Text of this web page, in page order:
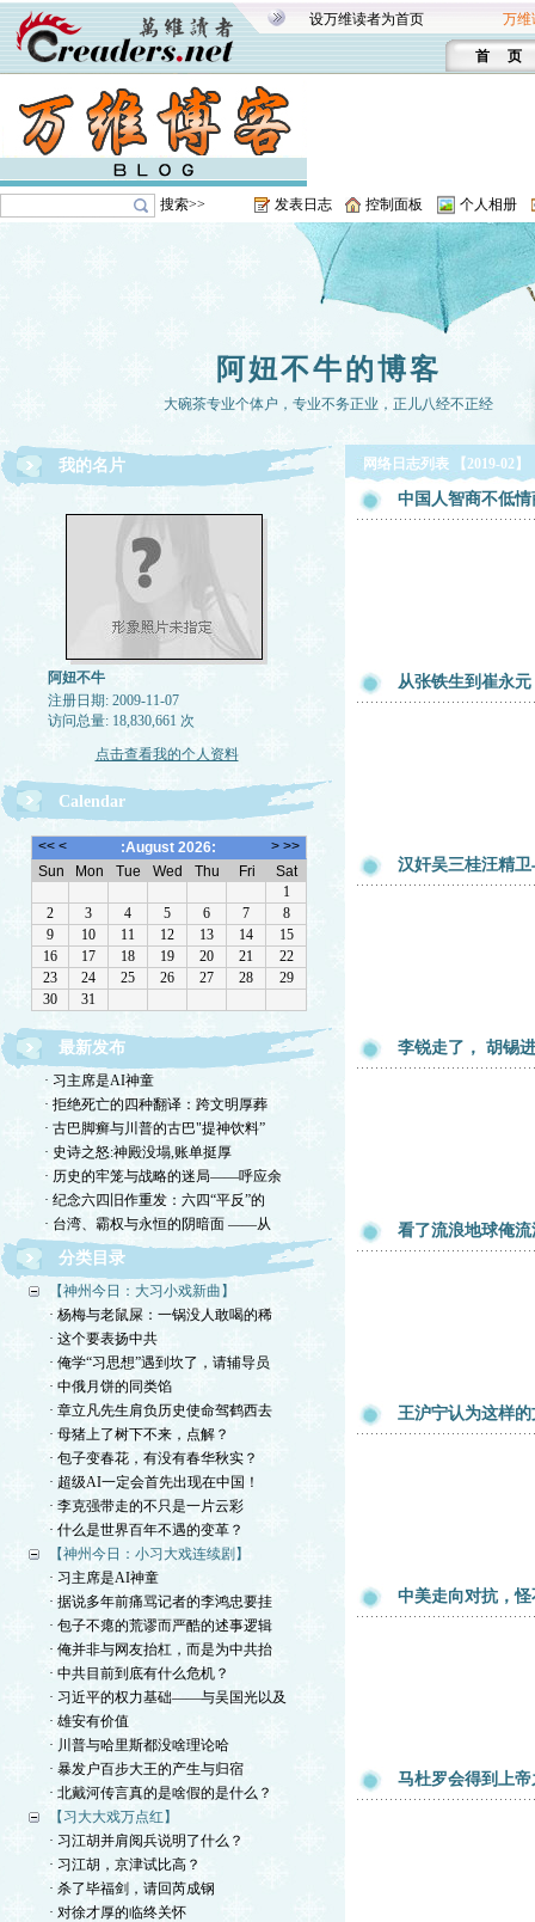
设万维读者为首页 万维
首 页
搜索>> 发表日志 控制面板 个人相册
阿妞不牛的博客
大碗茶专业个体户，专业不务正业，正儿八经不正经
我的名片
阿妞不牛
注册日期: 2009-11-07
访问总量: 18,830,661 次
点击查看我的个人资料
Calendar
最新发布
· 习主席是AI神童
· 拒绝死亡的四种翻译：跨文明厚葬
· 古巴脚癣与川普的古巴"提神饮料”
· 史诗之怒:神殿没塌,账单挺厚
· 历史的牢笼与战略的迷局——呼应余
· 纪念六四旧作重发：六四“平反”的
· 台湾、霸权与永恒的阴暗面 ——从
分类目录
【神州今日：大习小戏新曲】
· 杨梅与老鼠屎：一锅没人敢喝的稀
· 这个要表扬中共
· 俺学“习思想”遇到坎了，请辅导员
· 中俄月饼的同类馅
· 章立凡先生肩负历史使命驾鹤西去
· 母猪上了树下不来，点解？
· 包子变春花，有没有春华秋实？
· 超级AI一定会首先出现在中国！
· 李克强带走的不只是一片云彩
· 什么是世界百年不遇的变革？
【神州今日：小习大戏连续剧】
· 习主席是AI神童
· 据说多年前痛骂记者的李鸿忠要挂
· 包子不瘪的荒谬而严酷的述事逻辑
· 俺并非与网友抬杠，而是为中共抬
· 中共目前到底有什么危机？
· 习近平的权力基础——与吴国光以及
· 雄安有价值
· 川普与哈里斯都没啥理论哈
· 暴发户百步大王的产生与归宿
· 北戴河传言真的是啥假的是什么？
【习大大戏万点红】
· 习江胡并肩阅兵说明了什么？
· 习江胡，京津试比高？
· 杀了毕福剑，请回芮成钢
· 对徐才厚的临终关怀
网络日志列表 【2019-02】
中国人智商不低
从张铁生到崔永元
汉奸吴三桂汪精
李锐走了， 胡锡
看了流浪地球俺
王沪宁认为这样
中美走向对抗，
马杜罗会得到上